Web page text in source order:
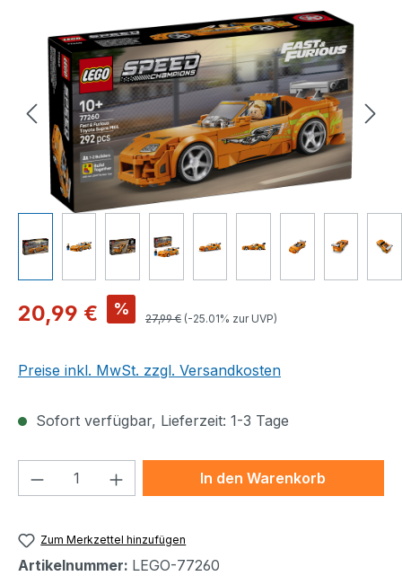
Bildergalerie überspringen
Verkaufspreis:
20,99 € % Regulärer Preis:
27,99 € (-25.01% zur UVP)
Preise inkl. MwSt. zzgl. Versandkosten
Sofort verfügbar, Lieferzeit: 1-3 Tage
Produkt Anzahl: Gib denIn den Warenkorb
Zum Merkzettel hinzufügen
Artikelnummer: LEGO-77260